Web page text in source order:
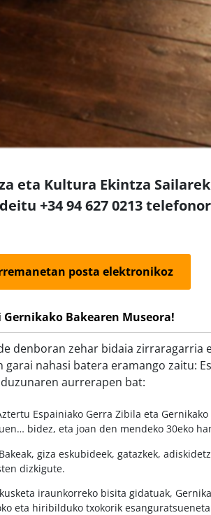
eta Kultura Ekintza
+34 94 627 0213
posta elektronikoz
Bakearen Museora!
denboran zehar bidaia zirraragarria
garai nahasi batera eramango zaitu:
aurrerapen bat:
Espainiako Gerra Zibila eta
bidez, eta joan den mendeko 30eko
Bakeak, giza eskubideek, gatazkek,
dizkigute.
iraunkorreko bisita gidatuak,
eta hiribilduko txokorik